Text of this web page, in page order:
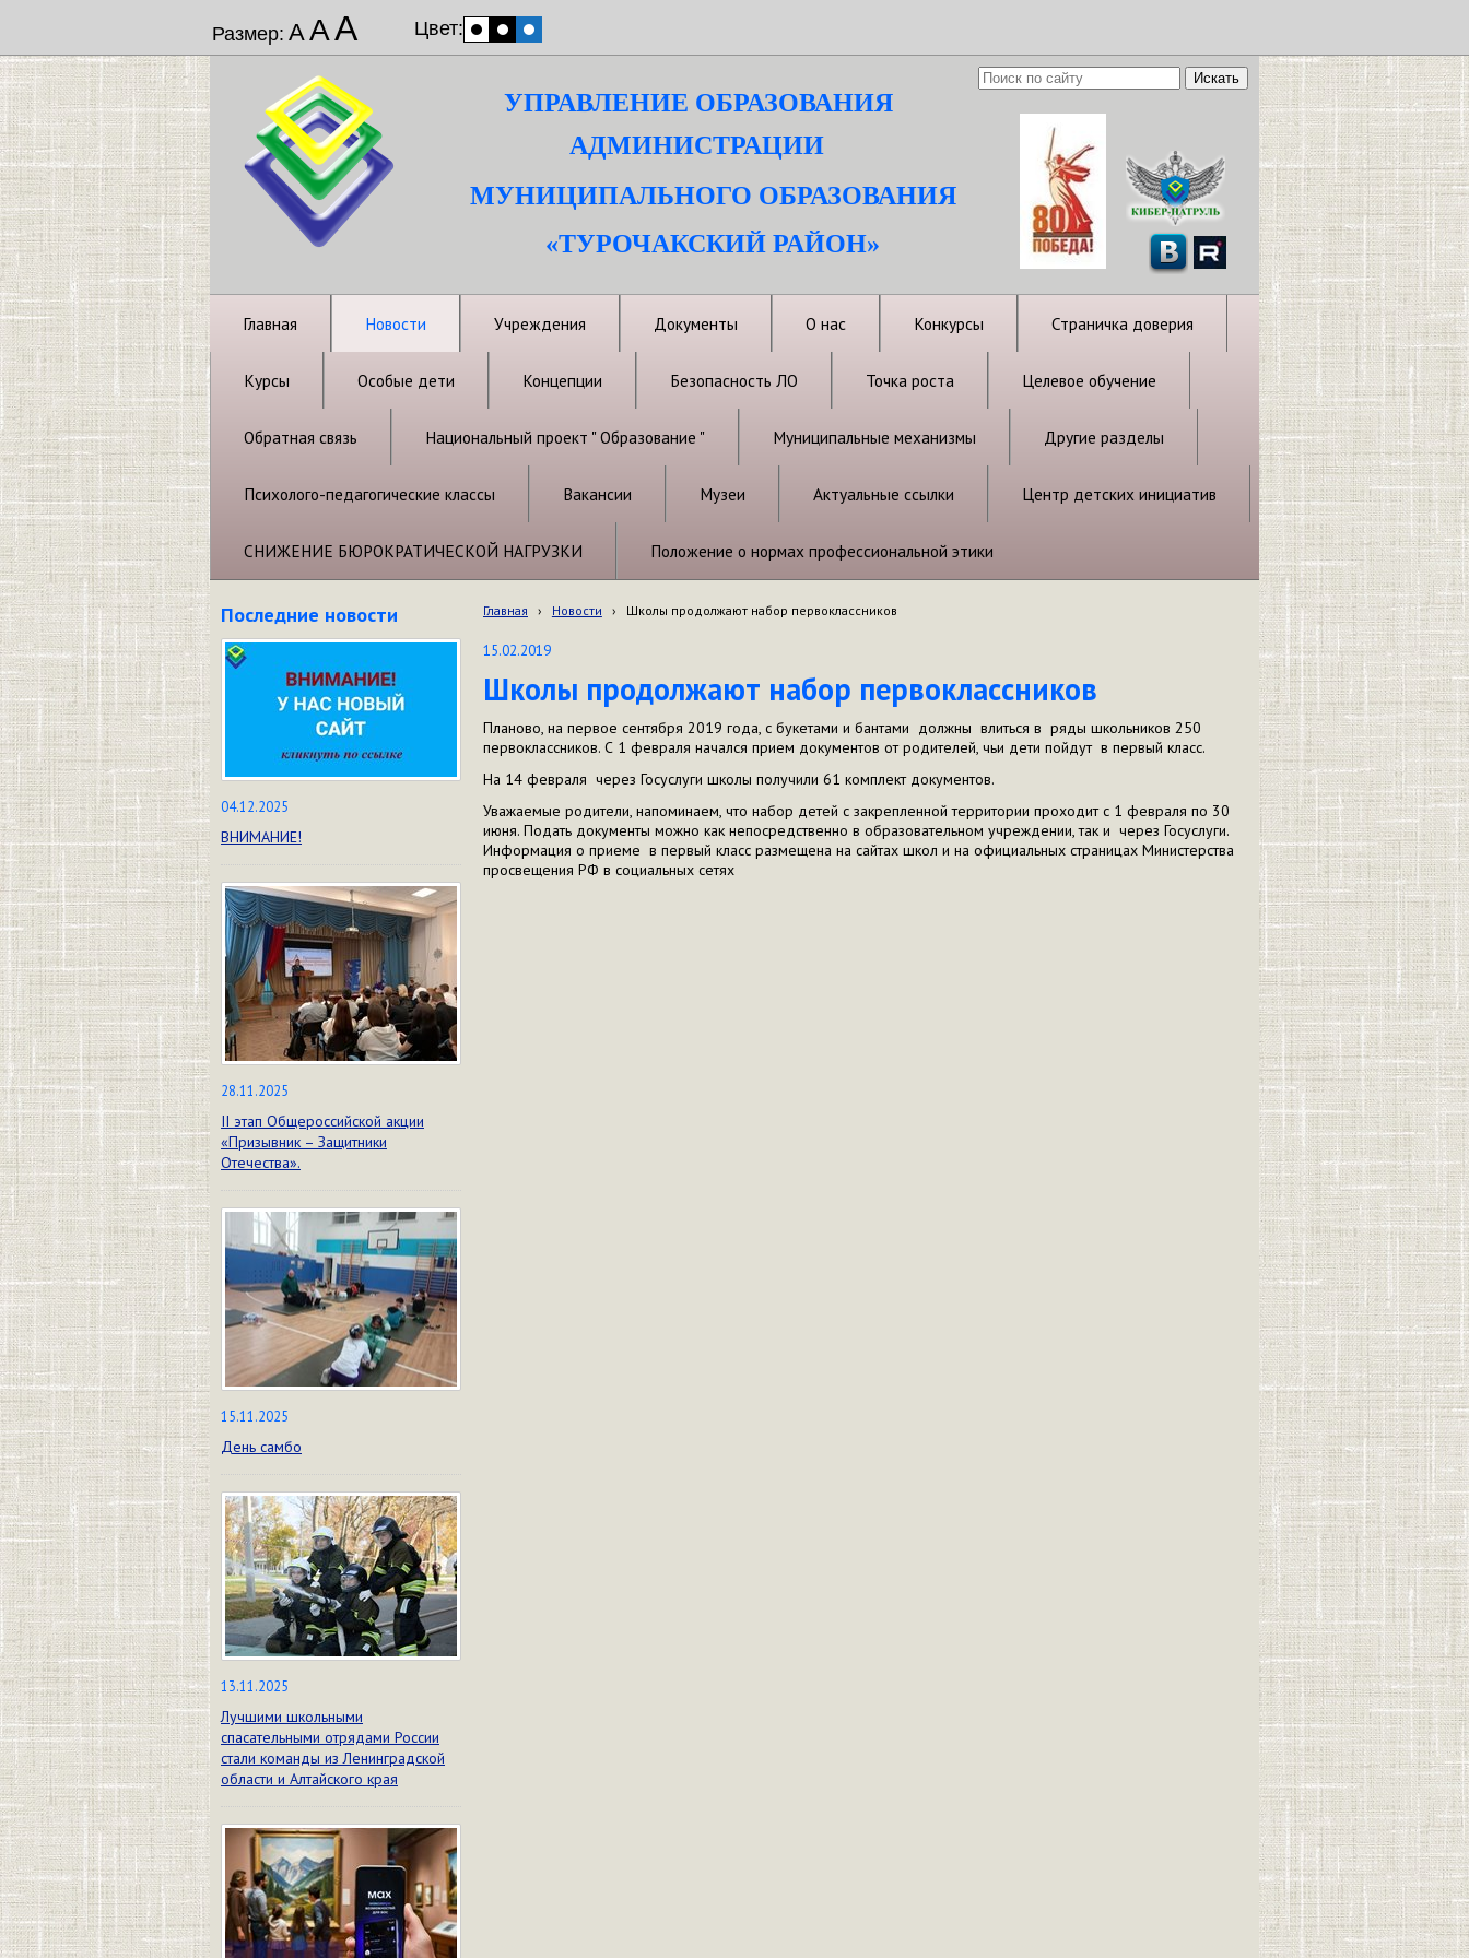
Размер: ААА Цвет:
УПРАВЛЕНИЕ ОБРАЗОВАНИЯ
АДМИНИСТРАЦИИ
МУНИЦИПАЛЬНОГО ОБРАЗОВАНИЯ
«ТУРОЧАКСКИЙ РАЙОН»
Главная Новости Учреждения Документы О нас Конкурсы Страничка доверия
Курсы Особые дети Концепции Безопасность ЛО Точка роста Целевое обучение
Обратная связь Национальный проект " Образование " Муниципальные механизмы Другие разделы
Психолого-педагогические классы Вакансии Музеи Актуальные ссылки Центр детских инициатив
СНИЖЕНИЕ БЮРОКРАТИЧЕСКОЙ НАГРУЗКИ Положение о нормах профессиональной этики
Последние новости
04.12.2025
ВНИМАНИЕ!
28.11.2025
II этап Общероссийской акции
«Призывник – Защитники
Отечества».
15.11.2025
День самбо
13.11.2025
Лучшими школьными
спасательными отрядами России
стали команды из Ленинградской
области и Алтайского края
Главная › Новости › Школы продолжают набор первоклассников
15.02.2019
Школы продолжают набор первоклассников
Планово, на первое сентября 2019 года, с букетами и бантами должны влиться в ряды школьников 250
первоклассников. С 1 февраля начался прием документов от родителей, чьи дети пойдут в первый класс.
На 14 февраля через Госуслуги школы получили 61 комплект документов.
Уважаемые родители, напоминаем, что набор детей с закрепленной территории проходит с 1 февраля по 30
июня. Подать документы можно как непосредственно в образовательном учреждении, так и через Госуслуги.
Информация о приеме в первый класс размещена на сайтах школ и на официальных страницах Министерства
просвещения РФ в социальных сетях